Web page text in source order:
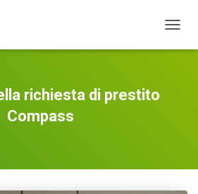
richiesta di prestito
Compass